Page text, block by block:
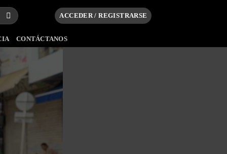
ACCEDER / REGISTRARSE
CONTÁCTANOS